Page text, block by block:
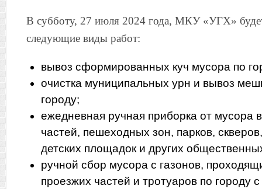
В субботу, 27 июля 2024 года, МКУ «УГХ»
следующие виды работ:
вывоз сформированных куч мусора по
очистка муниципальных урн и вывоз
городу;
ежедневная ручная приборка от мусора
частей, пешеходных зон, парков,
детских площадок и других
ручной сбор мусора с газонов,
проезжих частей и тротуаров по городу